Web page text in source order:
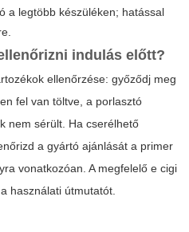
a legtöbb készüléken; hatással
indulás előtt?
ellenőrzése: győződj meg
fel van töltve, a porlasztó
nem sérült. Ha cserélhető
a gyártó ajánlását a primer
vonatkozóan. A megfelelő e cigi
használati útmutatót.